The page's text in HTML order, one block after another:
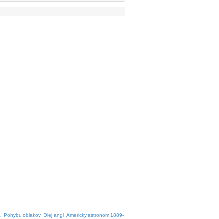
Pohybu oblakov Olej angl Americky astronom 1889-